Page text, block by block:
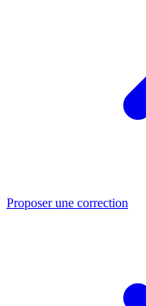
Proposer une correction